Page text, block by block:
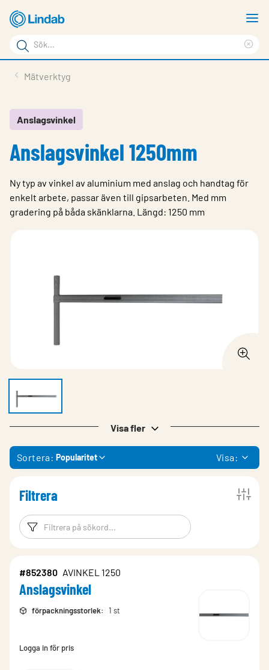
Hoppa
till
huvudinnehållet
Sökord
Sök
på
Service & Support
Hållbarhet
Kontakt
Logga in
Mätverktyg
Anslagsvinkel
Anslagsvinkel 1250mm
Ny typ av vinkel av aluminium med anslag och handtag för
enkelt arbete, passar även till gipsarbeten. Med mm
gradering på båda skänklarna. Längd: 1250 mm
Visa fler
Sortera: Popularitet Visa:
Filtrera
Filtreringsord Filtrera
#852380 AVINKEL 1250
Anslagsvinkel
förpackningsstorlek: 1 st
Logga in för pris